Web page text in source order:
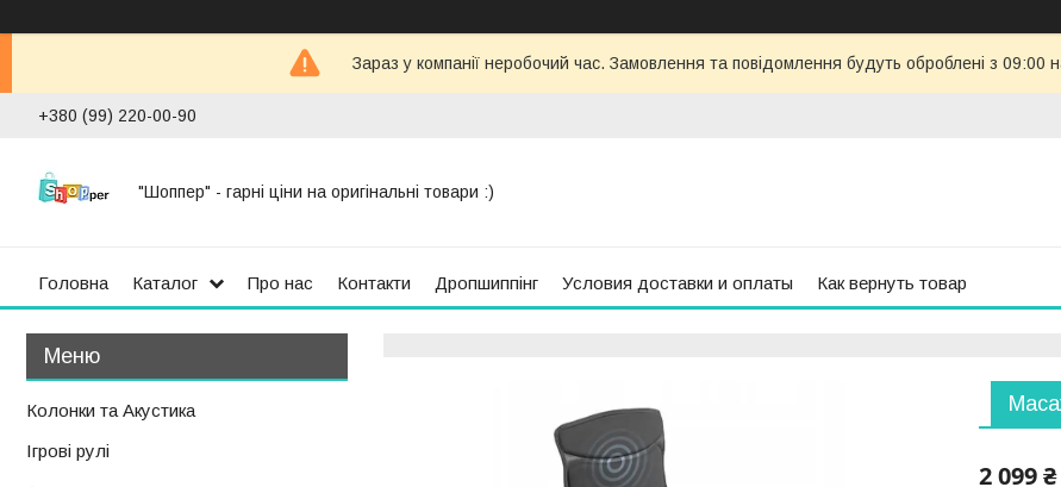
Зараз у компанії неробочий час. Замовлення та повідомлення будуть оброблені з 09:00
+380 (99) 220-00-90
"Шоппер" - гарні ціни на оригінальні товари :)
Головна Каталог Про нас Контакти Дропшиппінг Условия доставки и оплаты Как вернуть товар
2 099 ₴
Колонки та Акустика
Ігрові рулі